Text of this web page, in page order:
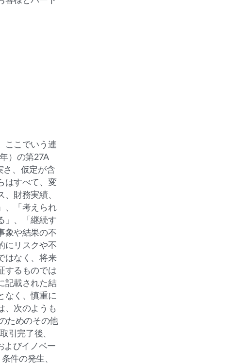
ここでいう連
）の第27A
さ、仮定が含
はすべて、変
財務実績、
、「考えられ
」、「継続す
象や結果の不
にリスクや不
はなく、将来
するものでは
記載された結
なく、慎重に
、次のようも
ためのその他
引完了後、
よびイノベー
件の発生、